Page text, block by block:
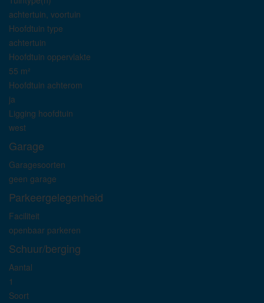
achtertuin, voortuin
Hoofdtuin type
achtertuin
Hoofdtuin oppervlakte
55 m²
Hoofdtuin achterom
ja
Ligging hoofdtuin
west
Garage
Garagesoorten
geen garage
Parkeergelegenheid
Faciliteit
openbaar parkeren
Schuur/berging
Aantal
1
Soort